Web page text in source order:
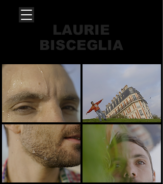
LAURIE
BISCEGLIA